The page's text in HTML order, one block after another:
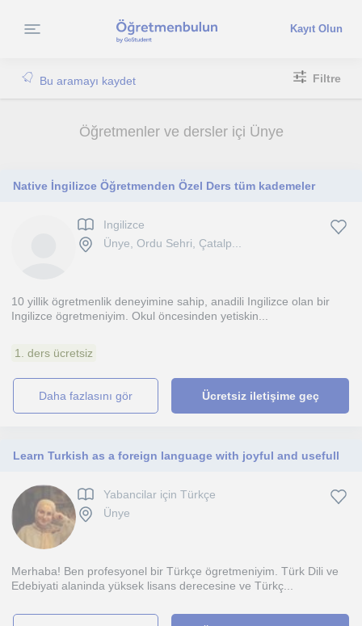
Kayıt Olun
Bu aramayı kaydet Filtre
Öğretmenler ve dersler içi Ünye
Native İngilizce Öğretmenden Özel Ders tüm kademeler
Ingilizce
Ünye, Ordu Sehri, Çatalp...
10 yillik ögretmenlik deneyimine sahip, anadili Ingilizce olan bir
Ingilizce ögretmeniyim. Okul öncesinden yetiskin...
1. ders ücretsiz
daha fazlasını gör Ücretsiz iletişime geç
Learn Turkish as a foreign language with joyful and usefull
Yabancilar için Türkçe
Ünye
Merhaba! Ben profesyonel bir Türkçe ögretmeniyim. Türk Dili ve
Edebiyati alaninda yüksek lisans derecesine ve Türkç...